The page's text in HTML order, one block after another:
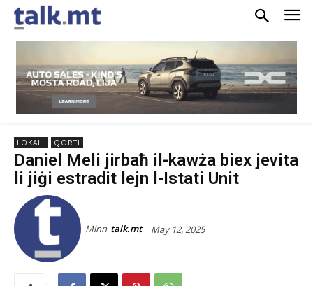
LOKALI QORTI
Daniel Meli jirbaħ il-kawża biex jevita
li jiġi estradit lejn l-Istati Unit
Minn talk.mt May 12, 2025